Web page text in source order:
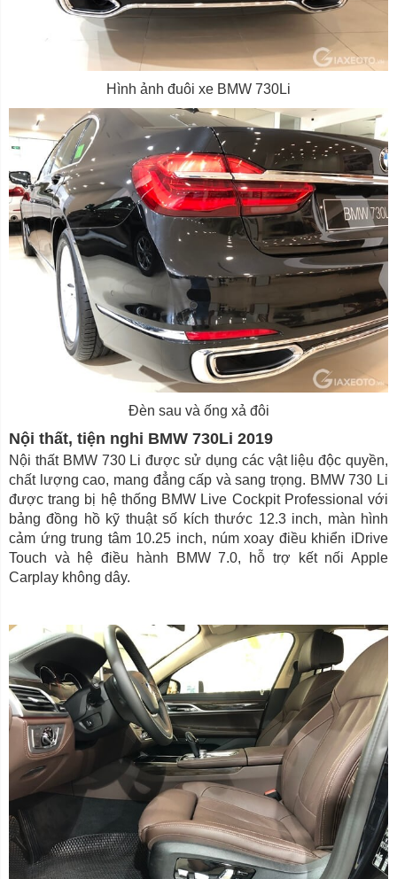
Hình ảnh đuôi xe BMW 730Li
Đèn sau và ống xả đôi
Nội thất, tiện nghi BMW 730Li 2019
Nội thất BMW 730 Li được sử dụng các vật liệu độc quyền,
chất lượng cao, mang đẳng cấp và sang trọng. BMW 730 Li
được trang bị hệ thống BMW Live Cockpit Professional với
bảng đồng hồ kỹ thuật số kích thước 12.3 inch, màn hình
cảm ứng trung tâm 10.25 inch, núm xoay điều khiển iDrive
Touch và hệ điều hành BMW 7.0, hỗ trợ kết nối Apple
Carplay không dây.